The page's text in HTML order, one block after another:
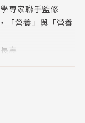
專家聯手監修
營養」與「營養
壽
營養知識
鈣化或增加腎結